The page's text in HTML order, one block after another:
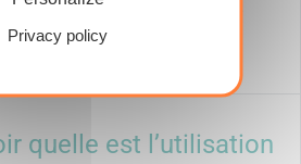
puis-je les
quelle est l’utilisation
Privacy policy